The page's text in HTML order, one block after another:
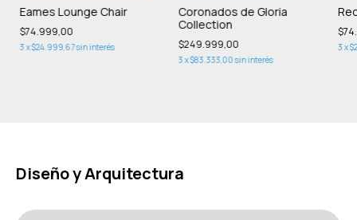
Eames Lounge Chair
$74.999,00
3 x$24.999,67sin interés
Coronados de Gloria
Collection
$249.999,00
3 x$83.333,00 sin interés
3 x
Diseño y Arquitectura